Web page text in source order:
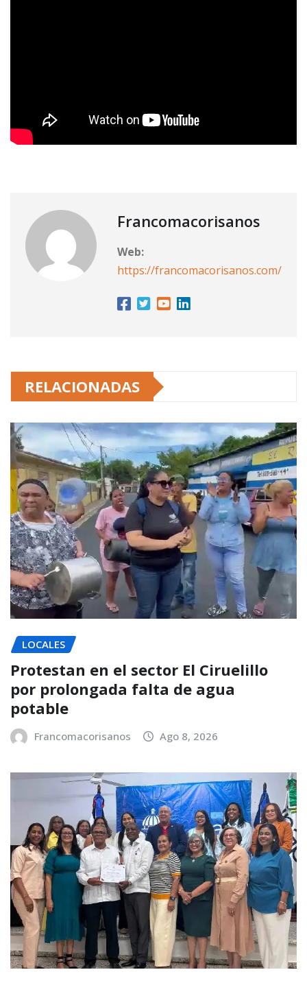
Francomacorisanos
Web:
https://francomacorisanos.com/
RELACIONADAS
LOCALES
Protestan en el sector El Ciruelillo
por prolongada falta de agua
potable
Francomacorisanos Ago 8, 2026